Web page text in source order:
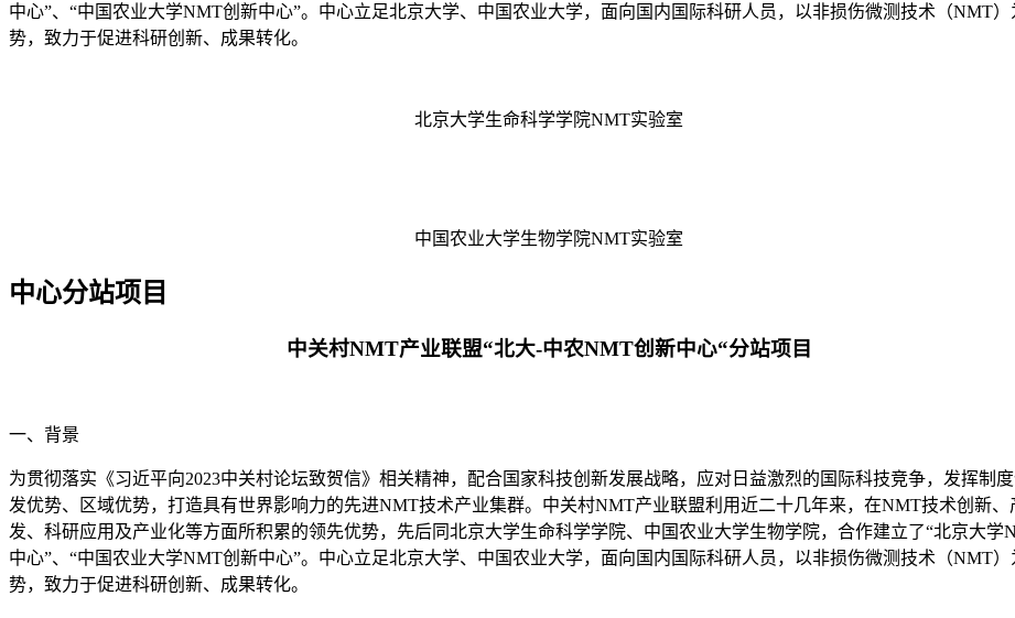
中心”、“中国农业大学NMT创新中心”。中心立足北京大学、中国农业大学，面向国内国际科研人员，以非损伤微测技术（NMT
势，致力于促进科研创新、成果转化。
北京大学生命科学学院NMT实验室
中国农业大学生物学院NMT实验室
中心分站项目
中关村NMT产业联盟“北大-中农NMT创新中心“分站项目
一、背景
为贯彻落实《习近平向2023中关村论坛致贺信》相关精神，配合国家科技创新发展战略，应对日益激烈的国际科技竞争，发挥制
发优势、区域优势，打造具有世界影响力的先进NMT技术产业集群。中关村NMT产业联盟利用近二十几年来，在NMT技术创新、
发、科研应用及产业化等方面所积累的领先优势，先后同北京大学生命科学学院、中国农业大学生物学院，合作建立了“北京大学
中心”、“中国农业大学NMT创新中心”。中心立足北京大学、中国农业大学，面向国内国际科研人员，以非损伤微测技术（NMT
势，致力于促进科研创新、成果转化。